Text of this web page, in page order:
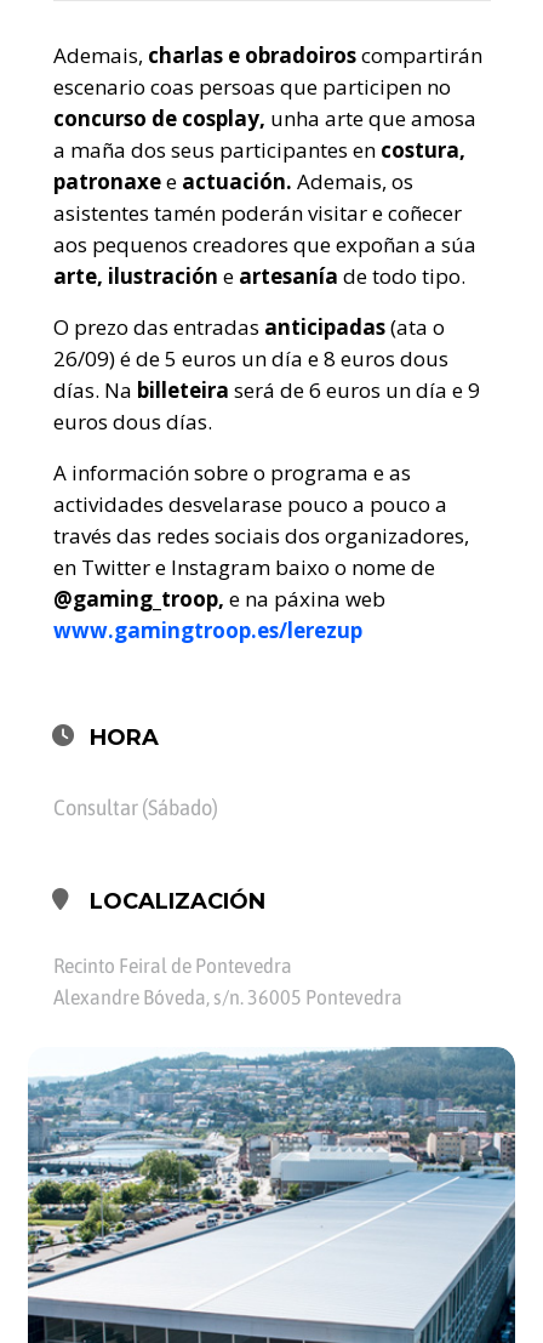
Ademais, charlas e obradoiroscompartirán
escenario coas persoas que participen no
concurso de cosplay, unha arte que amosa
a maña dos seus participantes en costura,
patronaxee actuación. Ademais, os
asistentes tamén poderán visitar e coñecer
aos pequenos creadores que expoñan a súa
arte, ilustración e artesanía de todo tipo.
O prezo das entradas anticipadas(ata o
26/09) é de 5 euros un día e 8 euros dous
días. Na billeteira será de 6 euros un día e 9
euros dous días.
A información sobre o programa e as
actividades desvelarase pouco a pouco a
través das redes sociais dos organizadores,
en Twitter e Instagram baixo o nome de
@gaming_troop, e na páxina web
www.gamingtroop.es/lerezup
HORA
Consultar (Sábado)
LOCALIZACIÓN
Recinto Feiral de Pontevedra
Alexandre Bóveda, s/n. 36005 Pontevedra